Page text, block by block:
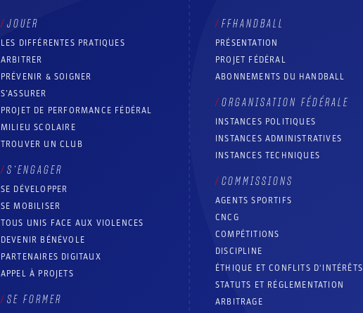
JOUER
LES DIFFÉRENTES PRATIQUES
ARBITRER
PRÉVENIR & SOIGNER
S’ASSURER
PROJET DE PERFORMANCE FÉDÉRAL
MILIEU SCOLAIRE
TROUVER UN CLUB
S’ENGAGER
SE DÉVELOPPER
SE MOBILISER
TOUS UNIS FACE AUX VIOLENCES
DEVENIR BÉNÉVOLE
PARTENAIRES DIGITAUX
APPEL À PROJETS
SE FORMER
FFHANDBALL
PRÉSENTATION
PROJET FÉDÉRAL
ABONNEMENTS DU HANDBALL
ORGANISATION FÉDÉRALE
INSTANCES POLITIQUES
INSTANCES ADMINISTRATIVES
INSTANCES TECHNIQUES
COMMISSIONS
AGENTS SPORTIFS
CNCG
COMPÉTITIONS
DISCIPLINE
ÉTHIQUE ET CONFLITS D'INTÉRÊTS
STATUTS ET RÉGLEMENTATION
ARBITRAGE